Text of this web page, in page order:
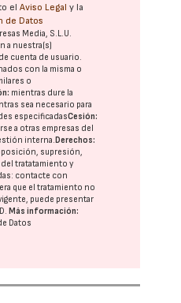
elAviso Legal y la
de Datos
Media, S.L.U.
a nuestra(s)
cuenta de usuario.
con la misma o
o
mientras dure la
sea necesario para
especificadasCesión:
a otras empresas del
interna.Derechos:
supresión,
tratatamiento y
contacte con
que el tratamiento no
puede presentar
.Más información:
Datos